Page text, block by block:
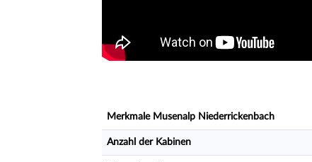
Merkmale Musenalp Niederrickenbach
Anzahl der Kabinen